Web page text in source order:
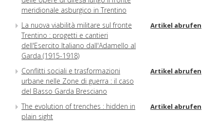
meridionale asburgico in Trentino
La nuova viabilità militare sul fronte
Trentino : progetti e cantieri
dell'Esercito Italiano dall'Adamello al
Garda (1915-1918)
Artikel abrufen
Conflitti sociali e trasformazioni
urbane nelle Zone di guerra : il caso
del Basso Garda Bresciano
Artikel abrufen
The evolution of trenches : hidden in
plain sight
Artikel abrufen